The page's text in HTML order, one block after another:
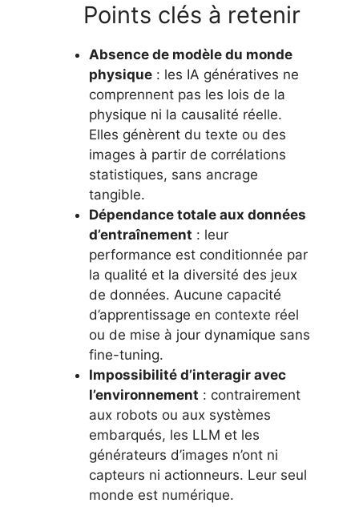
Points clés à retenir
Absence de modèle du monde
physique : les IA génératives ne
comprennent pas les lois de la
physique ni la causalité réelle.
Elles génèrent du texte ou des
images à partir de corrélations
statistiques, sans ancrage
tangible.
Dépendance totale aux données
d’entraînement : leur
performance est conditionnée par
la qualité et la diversité des jeux
de données. Aucune capacité
d’apprentissage en contexte réel
ou de mise à jour dynamique sans
fine-tuning.
Impossibilité d’interagir avec
l’environnement : contrairement
aux robots ou aux systèmes
embarqués, les LLM et les
générateurs d’images n’ont ni
capteurs ni actionneurs. Leur seul
monde est numérique.